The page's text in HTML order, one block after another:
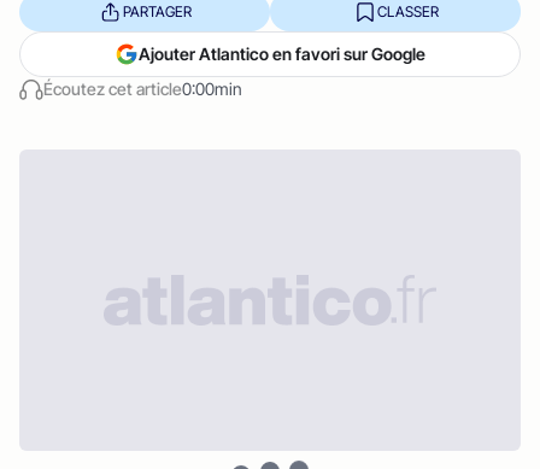
Écoutez cet article0:00min
PARTAGER CLASSER
Ajouter Atlantico en favori sur Google